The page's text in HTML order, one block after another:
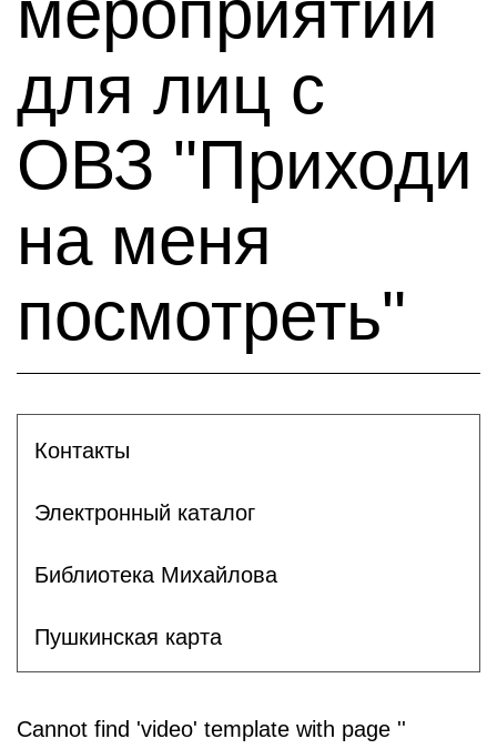
для лиц с
ОВЗ "Приходи
на меня
посмотреть"
Контакты
Электронный каталог
Библиотека Михайлова
Пушкинская карта
Cannot find 'video' template with page ''